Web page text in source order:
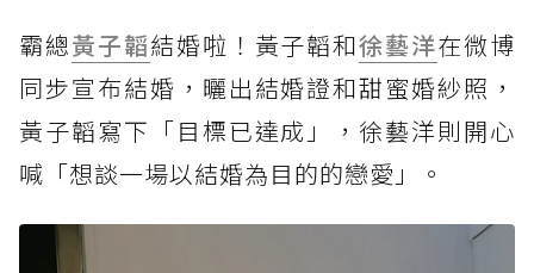
霸總黃子韜結婚啦！黃子韜和徐藝洋在微博
同步宣布結婚，曬出結婚證和甜蜜婚紗照，
黃子韜寫下「目標已達成」，徐藝洋則開心
喊「想談一場以結婚為目的的戀愛」。